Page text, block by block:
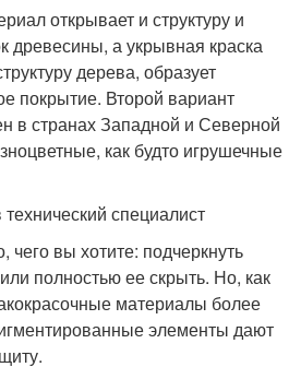
открывает и структуру и
древесины, а укрывная краска
дерева, образует
покрытие. Второй вариант
в странах Западной и Северной
как будто игрушечные
специалист
чего вы хотите: подчеркнуть
полностью ее скрыть. Но, как
материалы более
элементы дают